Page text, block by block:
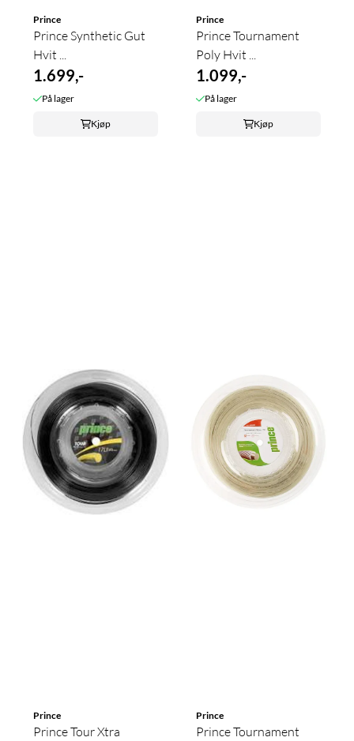
Prince
Prince Synthetic Gut
Hvit ...
1.699,-
På lager
Kjøp
Prince
Prince Tournament
Poly Hvit ...
1.099,-
På lager
Kjøp
Prince
Prince Tour Xtra
Prince
Prince Tournament